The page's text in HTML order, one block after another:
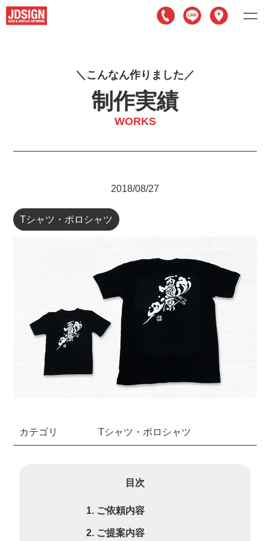
こんなん作り ま した
制作実績
WORKS
2018/08/27
Tシャツ・ポロシャツ
カテゴリ Tシャツ・ポロシャツ
目次
ご依頼内容
ご提案内容